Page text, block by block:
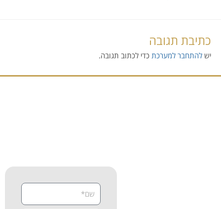
כתיבת תגובה
יש להתחבר למערכת כדי לכתוב תגובה.